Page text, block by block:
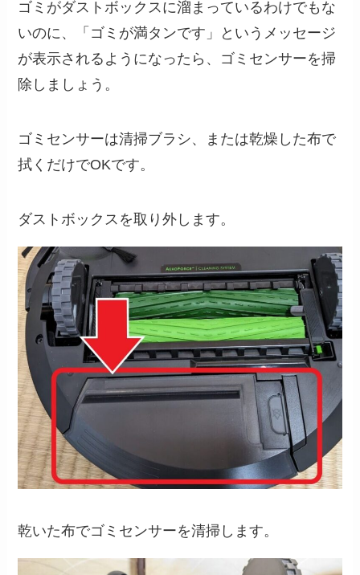
ゴミがダストボックスに溜まっているわけでもな
いのに、「ゴミが満タンです」というメッセージ
が表示されるようになったら、ゴミセンサーを掃
除しましょう。
ゴミセンサーは清掃ブラシ、または乾燥した布で
拭くだけでOKです。
ダストボックスを取り外します。
乾いた布でゴミセンサーを清掃します。